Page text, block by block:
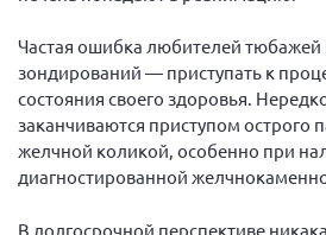
Частая ошибка любителей тюбажей
зондирований — приступать к
состояния своего здоровья.
заканчиваются приступом острого
желчной коликой, особенно при
диагностированной
В долгосрочной перспективе